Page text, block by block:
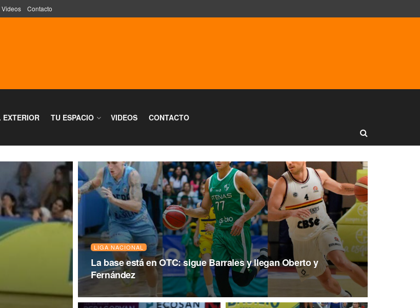
Videos Contacto
EXTERIOR TU ESPACIO VIDEOS CONTACTO
LIGA NACIONAL
La base está en OTC: sigue Barrales y llegan Oberto y
Fernández